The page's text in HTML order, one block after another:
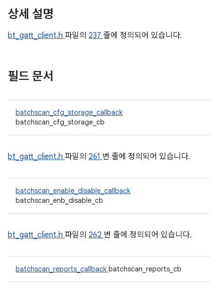
상세 설명
bt_gatt_client.h 파일의 237 줄에 정의되어 있습니다.
필드 문서
batchscan_cfg_storage_callback
batchscan_cfg_storage_cb
bt_gatt_client.h 파일의 261 번 줄에 정의되어 있습니다.
batchscan_enable_disable_callback
batchscan_enb_disable_cb
bt_gatt_client.h 파일의 262 번 줄에 정의되어 있습니다.
batchscan_reports_callback batchscan_reports_cb